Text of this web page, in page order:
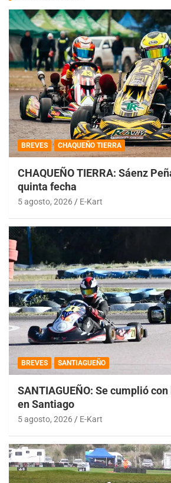
BREVES CHAQUEÑO TIERRA
CHAQUEÑO TIERRA: Sáenz
quinta fecha
5 agosto, 2026 E-Kart
BREVES SANTIAGUEÑO
SANTIAGUEÑO: Se cumplió
en Santiago
5 agosto, 2026 E-Kart